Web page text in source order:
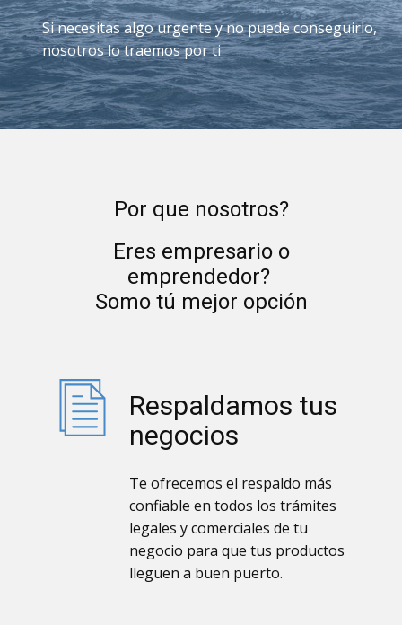
Si necesitas algo urgente y no puede conseguirlo,
nosotros lo traemos por ti
Por que nosotros?
Eres empresario o
emprendedor?
Somo tú mejor opción
Respaldamos tus
negocios
Te ofrecemos el respaldo más
confiable en todos los trámites
legales y comerciales de tu
negocio para que tus productos
lleguen a buen puerto.